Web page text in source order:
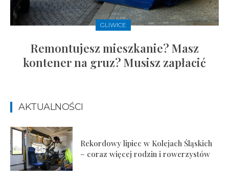
GLIWICE
Remontujesz mieszkanie? Masz
kontener na gruz? Musisz zapłacić
AKTUALNOŚCI
Rekordowy lipiec w Kolejach Śląskich
– coraz więcej rodzin i rowerzystów